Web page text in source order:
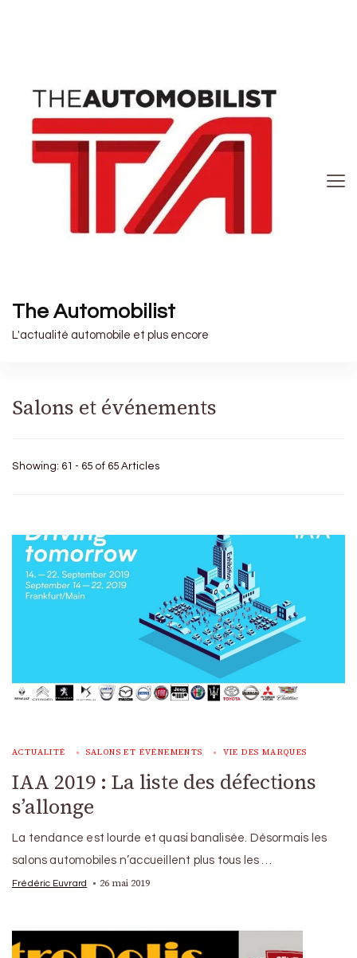
The Automobilist
L'actualité automobile et plus encore
Salons et événements
Showing: 61 - 65 of 65 Articles
ACTUALITÉ SALONS ET ÉVÉNEMENTS VIE DES MARQUES
IAA 2019 : La liste des défections
s’allonge
La tendance est lourde et quasi banalisée. Désormais les
salons automobiles n’accueillent plus tous les …
Frédéric Euvrard 26 mai 2019